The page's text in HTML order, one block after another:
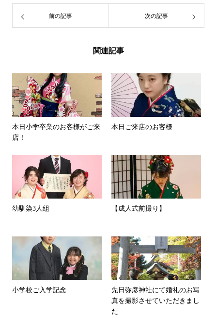
前の記事 次の記事
関連記事
本日小学卒業のお客様がご来
店！
本日ご来店のお客様
幼馴染3人組 【成人式前撮り】
小学校ご入学記念
先日弥彦神社にて婚礼のお写
真を撮影させていただきまし
た